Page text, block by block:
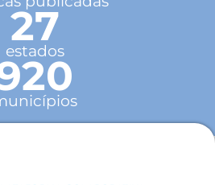
27
estados